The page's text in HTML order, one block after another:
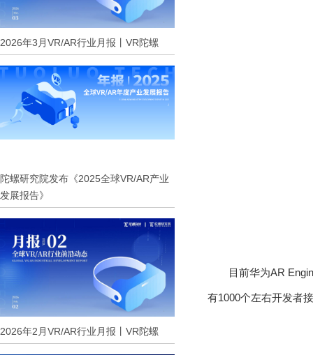
2026年3月VR/AR行业月报丨VR陀螺
陀螺研究院发布《2025全球VR/AR产业
发展报告》
2026年2月VR/AR行业月报丨VR陀螺
目前华为AR
有1000个左右开发者接